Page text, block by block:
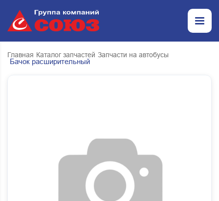
Главная Каталог запчастей Запчасти на автобусы
Бачок расширительный